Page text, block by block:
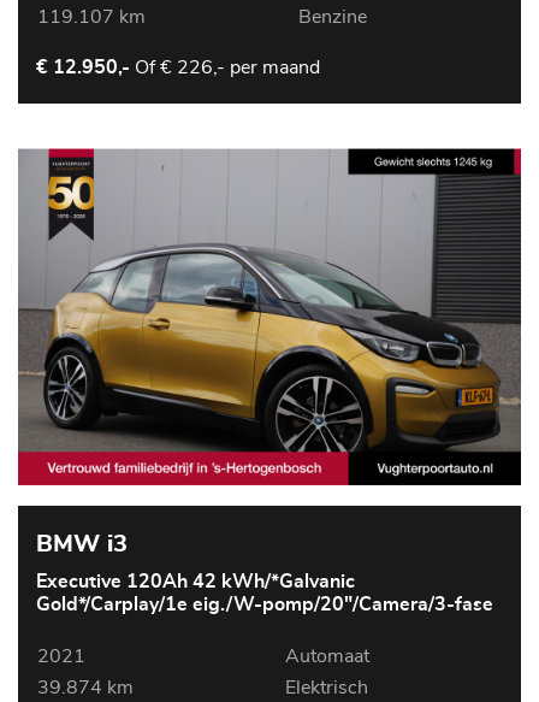
119.107 km
Benzine
€ 12.950,- Of€ 226,- per maand
BMW i3
Executive 120Ah 42 kWh/*Galvanic
Gold*/Carplay/1e eig./W-pomp/20"/Camera/3-fase
2021
Automaat
39.874 km
Elektrisch